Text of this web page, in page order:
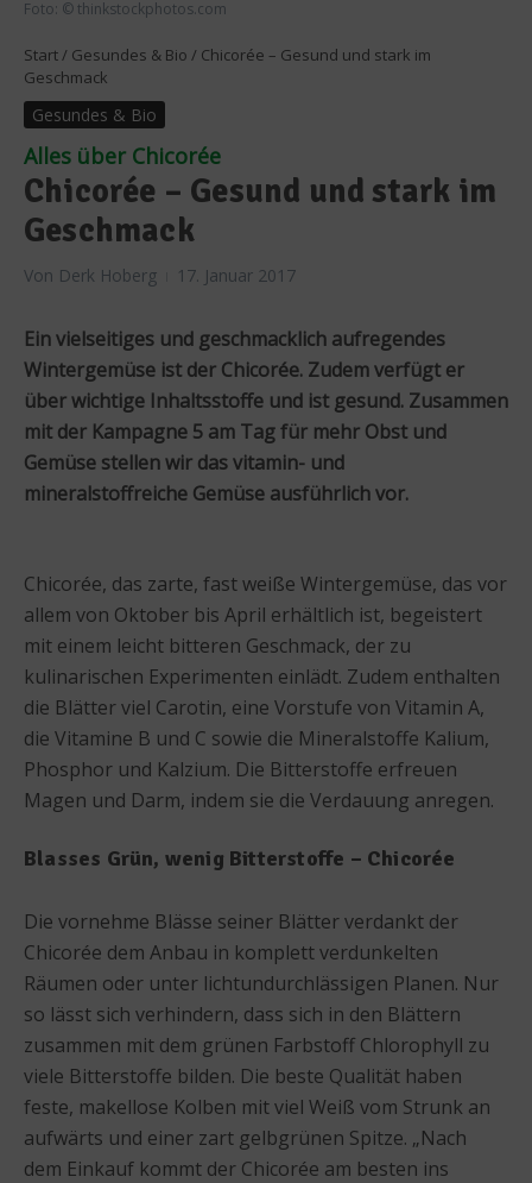
Foto: © thinkstockphotos.com
Start / Gesundes & Bio / Chicorée – Gesund und stark im
Geschmack
Gesundes & Bio
Alles über Chicorée
Chicorée – Gesund und stark im
Geschmack
Von Derk Hoberg 17. Januar 2017
Ein vielseitiges und geschmacklich aufregendes
Wintergemüse ist der Chicorée. Zudem verfügt er
über wichtige Inhaltsstoffe und ist gesund. Zusammen
mit der Kampagne 5 am Tag für mehr Obst und
Gemüse stellen wir das vitamin- und
mineralstoffreiche Gemüse ausführlich vor.
Chicorée, das zarte, fast weiße Wintergemüse, das vor
allem von Oktober bis April erhältlich ist, begeistert
mit einem leicht bitteren Geschmack, der zu
kulinarischen Experimenten einlädt. Zudem enthalten
die Blätter viel Carotin, eine Vorstufe von Vitamin A,
die Vitamine B und C sowie die Mineralstoffe Kalium,
Phosphor und Kalzium. Die Bitterstoffe erfreuen
Magen und Darm, indem sie die Verdauung anregen.
Blasses Grün, wenig Bitterstoffe – Chicorée
Die vornehme Blässe seiner Blätter verdankt der
Chicorée dem Anbau in komplett verdunkelten
Räumen oder unter lichtundurchlässigen Planen. Nur
so lässt sich verhindern, dass sich in den Blättern
zusammen mit dem grünen Farbstoff Chlorophyll zu
viele Bitterstoffe bilden. Die beste Qualität haben
feste, makellose Kolben mit viel Weiß vom Strunk an
aufwärts und einer zart gelbgrünen Spitze. „Nach
dem Einkauf kommt der Chicorée am besten ins